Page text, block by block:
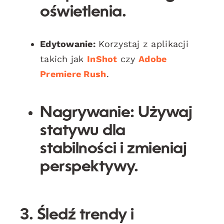
oświetlenia.
Edytowanie:Korzystaj z aplikacji
takich jak InShot czy Adobe
Premiere Rush.
Nagrywanie: Używaj
statywu dla
stabilności i zmieniaj
perspektywy.
3. Śledź trendy i